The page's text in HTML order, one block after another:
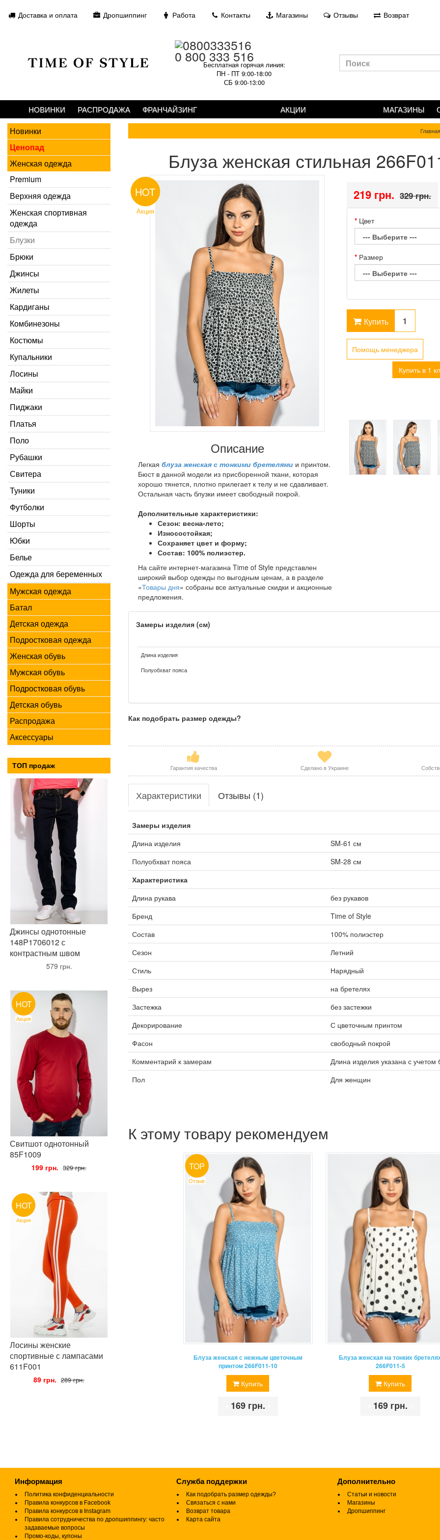
Доставка и оплата Дропшиппинг Работа Контакты Магазины Отзывы Возврат
0 800 333 516
Бесплатная горячая линия:
ПН - ПТ 9:00-18:00
СБ 9:00-13:00
НОВИНКИ РАСПРОДАЖА ФРАНЧАЙЗИНГ АКЦИИ МАГАЗИНЫ
Новинки
Ценопад
Женская одежда
Premium
Верхняя одежда
Женская спортивная
одежда
Блузки
Брюки
Джинсы
Жилеты
Кардиганы
Комбинезоны
Костюмы
Купальники
Лосины
Майки
Пиджаки
Платья
Поло
Рубашки
Свитера
Туники
Футболки
Шорты
Юбки
Белье
Одежда для беременных
Мужская одежда
Батал
Детская одежда
Подростковая одежда
Женская обувь
Мужская обувь
Подростковая обувь
Детская обувь
Распродажа
Аксессуары
ТОП продаж
Джинсы однотонные
148P1706012 с
контрастным швом
579 грн.
HOT
Акция
Свитшот однотонный
85F1009
199 грн. 329 грн.
HOT
Акция
Лосины женские
спортивные с лампасами
611F001
89 грн. 289 грн.
Главная
Блуза женская стильная
HOT
Акция
Описание
Легкая блуза женская с тонкими бретелямии принтом.
Бюст в данной модели из присборенной ткани, которая
хорошо тянется, плотно прилегает к телу и не сдавливает.
Остальная часть блузки имеет свободный покрой.
Дополнительные характеристики:
Сезон: весна-лето;
Износостойкая;
Сохраняет цвет и форму;
Состав: 100% полиэстер.
На сайте интернет-магазина Time of Style представлен
широкий выбор одежды по выгодным ценам, а в разделе
«Товары дня» собраны все актуальные скидки и акционные
предложения.
219 грн. 329 грн.
Цвет
Размер
Купить
Помощь менеджера
Купить в 1
Замеры изделия (см)
Длина изделия
Полуобхват пояса
Как подобрать размер одежды?
Гарантия качества Сделано в Украине
Характеристики Отзывы (1)
Замеры изделия
Длина изделия
SM-61 см
Полуобхват пояса
SM-28 см
Характеристика
Длина рукава
без рукавов
Бренд
Time of Style
Состав
100% полиэстер
Сезон
Летний
Стиль
Нарядный
Вырез
на бретелях
Застежка
без застежки
Декорирование
С цветочным принтом
Фасон
свободный покрой
Комментарий к замерам
Длина изделия указана с учетом
Пол
Для женщин
К этому товару рекомендуем
TOP
Отзыв
Блуза женская с нежным цветочным
принтом 266F011-10
Купить
169 грн.
Блуза женская на тонких
266F011-5
Купить
169 грн.
Информация
Политика конфиденциальности
Правила конкурсов в Facebook
Правила конкурсов в Instagram
Правила сотрудничества по дропшиппингу: часто
задаваемые вопросы
Промо-коды, купоны
Служба поддержки
Как подобрать размер одежды?
Связаться с нами
Возврат товара
Карта сайта
Дополнительно
Статьи и новости
Магазины
Дропшиппинг